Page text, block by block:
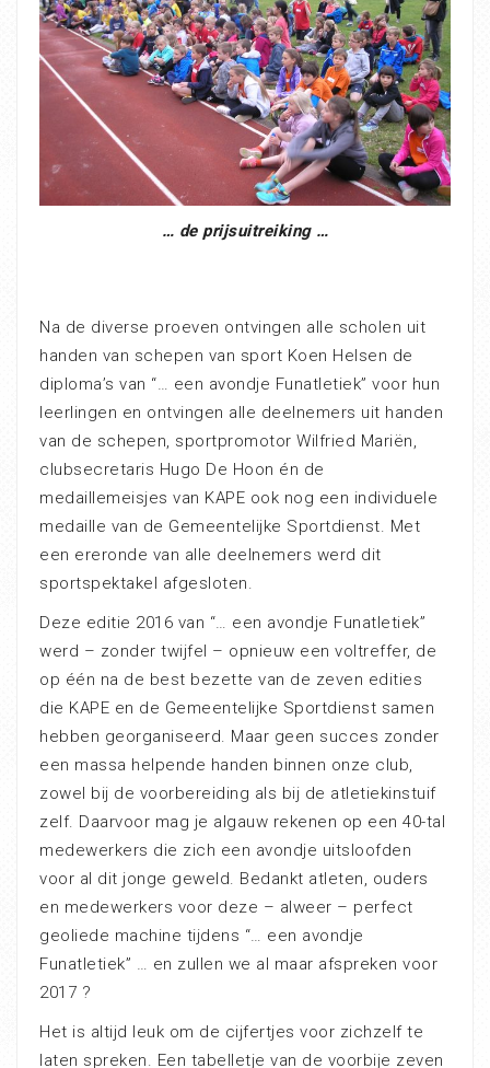
… de prijsuitreiking …
Na de diverse proeven ontvingen alle scholen uit
handen van schepen van sport Koen Helsen de
diploma’s van “… een avondje Funatletiek” voor hun
leerlingen en ontvingen alle deelnemers uit handen
van de schepen, sportpromotor Wilfried Mariën,
clubsecretaris Hugo De Hoon én de
medaillemeisjes van KAPE ook nog een individuele
medaille van de Gemeentelijke Sportdienst. Met
een ereronde van alle deelnemers werd dit
sportspektakel afgesloten.
Deze editie 2016 van “… een avondje Funatletiek”
werd – zonder twijfel – opnieuw een voltreffer, de
op één na de best bezette van de zeven edities
die KAPE en de Gemeentelijke Sportdienst samen
hebben georganiseerd. Maar geen succes zonder
een massa helpende handen binnen onze club,
zowel bij de voorbereiding als bij de atletiekinstuif
zelf. Daarvoor mag je algauw rekenen op een 40-tal
medewerkers die zich een avondje uitsloofden
voor al dit jonge geweld. Bedankt atleten, ouders
en medewerkers voor deze – alweer – perfect
geoliede machine tijdens “… een avondje
Funatletiek” … en zullen we al maar afspreken voor
2017 ?
Het is altijd leuk om de cijfertjes voor zichzelf te
laten spreken. Een tabelletje van de voorbije zeven